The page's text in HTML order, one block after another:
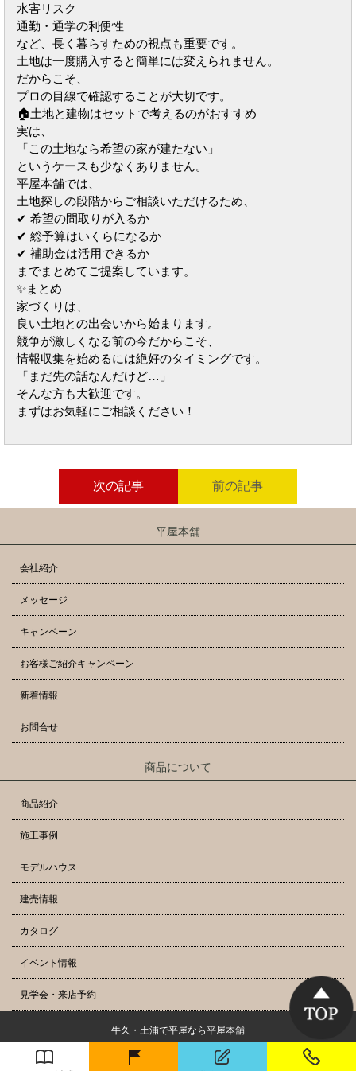
水害リスク
通勤・通学の利便性
など、長く暮らすための視点も重要です。
土地は一度購入すると簡単には変えられません。
だからこそ、
プロの目線で確認することが大切です。
🏠土地と建物はセットで考えるのがおすすめ
実は、
「この土地なら希望の家が建たない」
というケースも少なくありません。
平屋本舗では、
土地探しの段階からご相談いただけるため、
✔ 希望の間取りが入るか
✔ 総予算はいくらになるか
✔ 補助金は活用できるか
までまとめてご提案しています。
✨まとめ
家づくりは、
良い土地との出会いから始まります。
競争が激しくなる前の今だからこそ、
情報収集を始めるには絶好のタイミングです。
「まだ先の話なんだけど…」
そんな方も大歓迎です。
まずはお気軽にご相談ください！
次の記事 前の記事
平屋本舗
会社紹介
メッセージ
キャンペーン
お客様ご紹介キャンペーン
新着情報
お問合せ
商品について
商品紹介
施工事例
モデルハウス
建売情報
カタログ
イベント情報
見学会・来店予約
牛久・土浦で平屋なら平屋本舗